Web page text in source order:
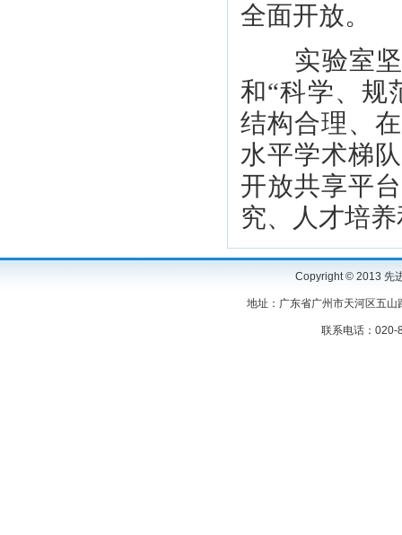
全面开放。
实验室坚
和“科学、规
结构合理、
水平学术梯
开放共享平
究、人才培
Copyright © 2013 先
地址：广东省广州市天河区五
联系电话：020-